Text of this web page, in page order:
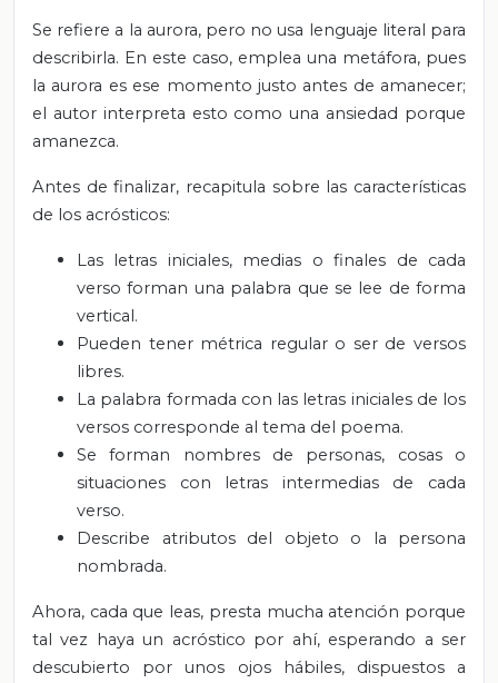
Se refiere a la aurora, pero no usa lenguaje literal para
describirla. En este caso, emplea una metáfora, pues
la aurora es ese momento justo antes de amanecer;
el autor interpreta esto como una ansiedad porque
amanezca.
Antes de finalizar, recapitula sobre las características
de los acrósticos:
Las letras iniciales, medias o finales de cada
verso forman una palabra que se lee de forma
vertical.
Pueden tener métrica regular o ser de versos
libres.
La palabra formada con las letras iniciales de los
versos corresponde al tema del poema.
Se forman nombres de personas, cosas o
situaciones con letras intermedias de cada
verso.
Describe atributos del objeto o la persona
nombrada.
Ahora, cada que leas, presta mucha atención porque
tal vez haya un acróstico por ahí, esperando a ser
descubierto por unos ojos hábiles, dispuestos a